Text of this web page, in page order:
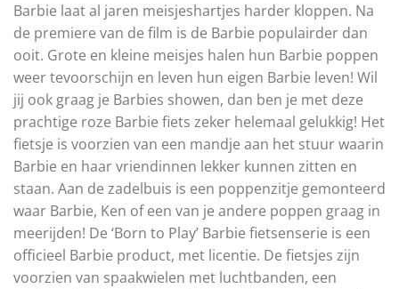
Barbie laat al jaren meisjeshartjes harder kloppen. Na
de premiere van de film is de Barbie populairder dan
ooit. Grote en kleine meisjes halen hun Barbie poppen
weer tevoorschijn en leven hun eigen Barbie leven! Wil
jij ook graag je Barbies showen, dan ben je met deze
prachtige roze Barbie fiets zeker helemaal gelukkig! Het
fietsje is voorzien van een mandje aan het stuur waarin
Barbie en haar vriendinnen lekker kunnen zitten en
staan. Aan de zadelbuis is een poppenzitje gemonteerd
waar Barbie, Ken of een van je andere poppen graag in
meerijden! De ‘Born to Play’ Barbie fietsenserie is een
officieel Barbie product, met licentie. De fietsjes zijn
voorzien van spaakwielen met luchtbanden, een